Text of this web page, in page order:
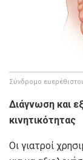
Σύνδρομο
Διάγνωση και
κινητικότητας
Οι γιατροί